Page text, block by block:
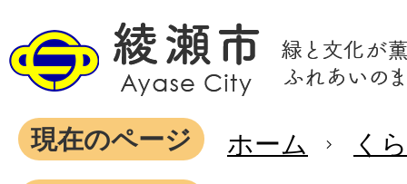
現在のページ ホーム
く